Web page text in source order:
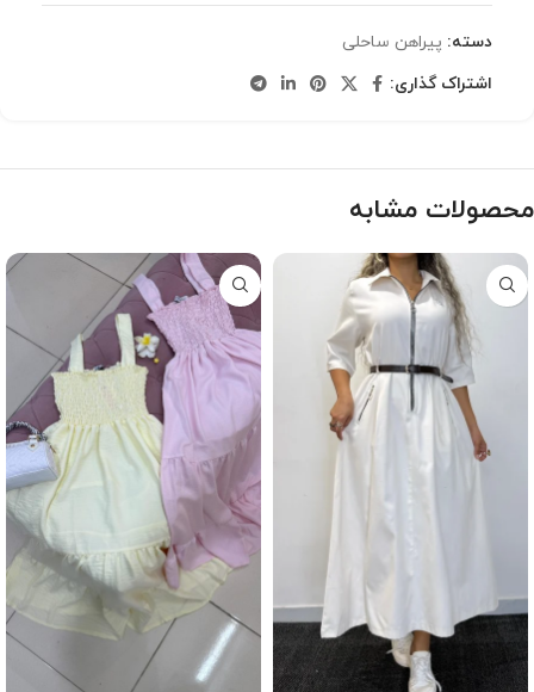
دسته: پیراهن ساحلی
اشتراک گذاری:
محصولات مشابه